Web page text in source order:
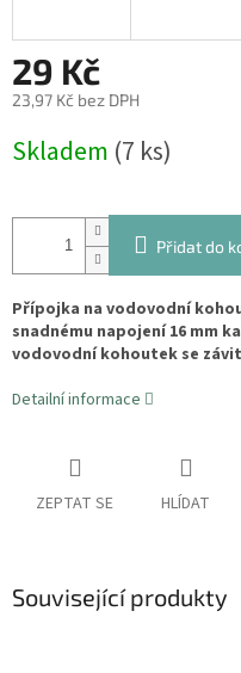
29 Kč
23,97 Kč bez DPH
cena:
Skladem (7 ks)
Přidat do
Přípojka na vodovodní
snadnému napojení 16 mm
vodovodní kohoutek se
Detailní informace
ZEPTAT SE HLÍDAT
Související produkty